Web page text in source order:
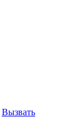
Вызвать